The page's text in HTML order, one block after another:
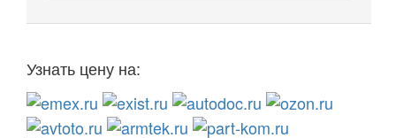
Узнать цену на: